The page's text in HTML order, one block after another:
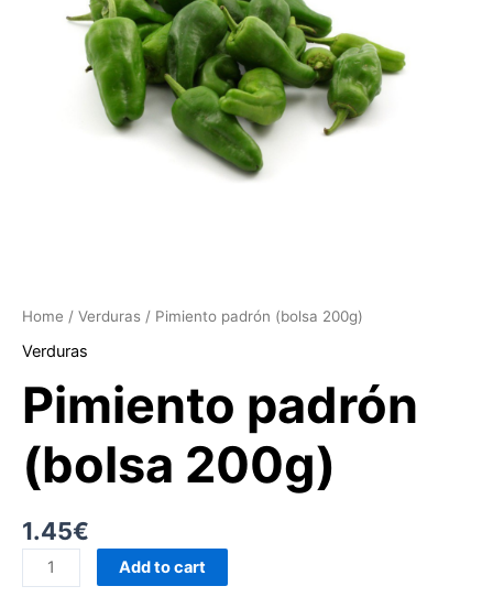
Home / Verduras / Pimiento padrón (bolsa 200g)
Verduras
Pimiento padrón
(bolsa 200g)
1.45€
Add to cart